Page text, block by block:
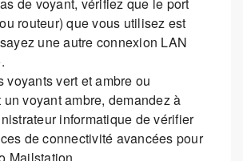
de voyant, vérifiez que le port
routeur) que vous utilisez est
une autre connexion LAN
voyants vert et ambre ou
voyant ambre, demandez à
informatique de vérifier
de connectivité avancées pour